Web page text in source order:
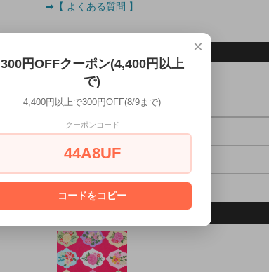
➡【 よくある質問 】
×
300円OFFクーポン(4,400円以上
で)
4,400円以上で300円OFF(8/9まで)
クーポンコード
44A8UF
コードをコピー